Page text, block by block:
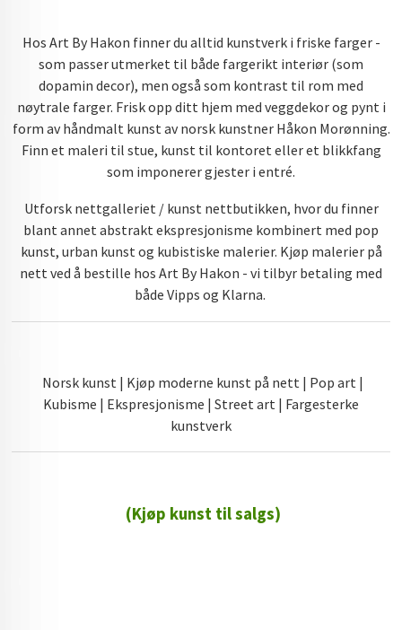
Hos Art By Hakon finner du alltid kunstverk i friske farger -
som passer utmerket til både fargerikt interiør (som
dopamin decor), men også som kontrast til rom med
nøytrale farger. Frisk opp ditt hjem med veggdekor og pynt i
form av håndmalt kunst av norsk kunstner Håkon Morønning.
Finn et maleri til stue, kunst til kontoret eller et blikkfang
som imponerer gjester i entré.
Utforsk nettgalleriet / kunst nettbutikken, hvor du finner
blant annet abstrakt ekspresjonisme kombinert med pop
kunst, urban kunst og kubistiske malerier. Kjøp malerier på
nett ved å bestille hos Art By Hakon - vi tilbyr betaling med
både Vipps og Klarna.
Norsk kunst | Kjøp moderne kunst på nett | Pop art |
Kubisme | Ekspresjonisme | Street art | Fargesterke
kunstverk
(Kjøp kunst til salgs)